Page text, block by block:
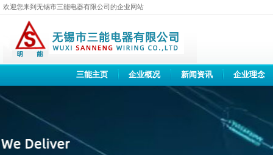
欢迎您来到无锡市三能电器有限公司的企业网站
三能主页 企业概况 新闻资讯 企业理念